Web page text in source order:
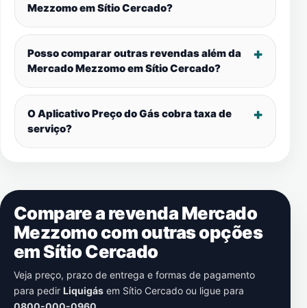
Mezzomo emSítio Cercado?
Posso comparar outras revendas além da
Mercado Mezzomo emSítio Cercado?
O Aplicativo Preço do Gás cobra taxa de
serviço?
Compare a revenda Mercado
Mezzomo com outras opções
emSítio Cercado
Veja preço, prazo de entrega e formas de pagamento
para pedir Liquigás em Sítio Cercado ou ligue para